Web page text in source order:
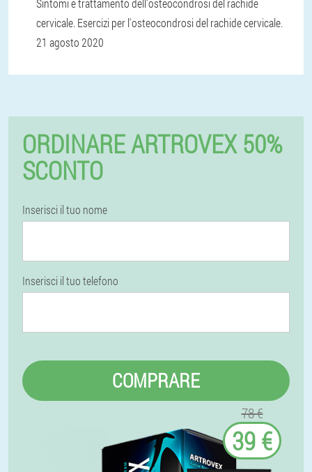
Sintomi e trattamento dell'osteocondrosi del rachide
cervicale. Esercizi per l'osteocondrosi del rachide cervicale.
21 agosto 2020
ORDINARE ARTROVEX 50%
SCONTO
Inserisci il tuo nome
Inserisci il tuo telefono
COMPRARE
78 €
39 €